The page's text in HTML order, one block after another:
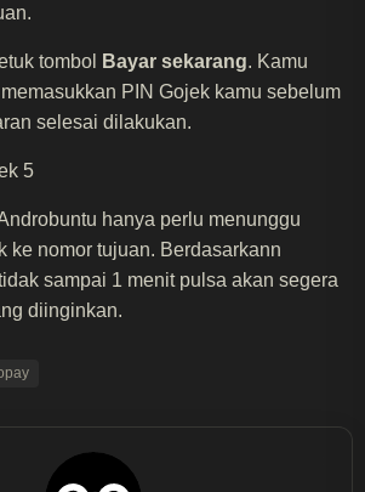
tombol Bayar sekarang. Kamu
PIN Gojek kamu sebelum
selesai dilakukan.
hanya perlu menunggu
ke nomor tujuan. Berdasarkann
sampai 1 menit pulsa akan segera
diinginkan.